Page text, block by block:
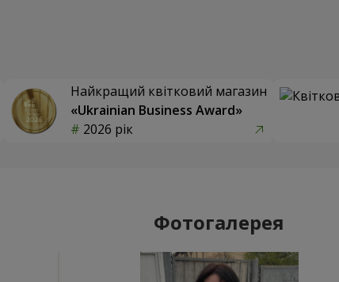
Найкращий квітковий магазин
«Ukrainian Business Award»
2026 рік
Фотогалерея